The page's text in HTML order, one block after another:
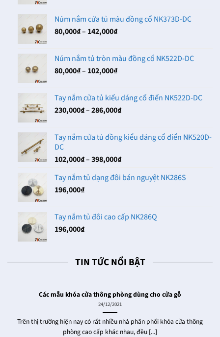
66,000₫
đến
Núm nắm cửa tủ màu đồng cổ NK373D-DC
80,000₫– 142,000₫Khoảng
80,000₫
đến
Núm nắm tủ tròn màu đồng cổ NK522D-DC
80,000₫– 102,000₫Khoảng
80,000₫
đến
Tay nắm cửa tủ kiểu dáng cổ điển NK522D-DC
230,000₫–286,000₫Khoảng
230,000₫
286,000₫
Tay nắm cửa tủ đồng kiểu dáng cổ điển NK520D-
DC
102,000₫–398,000₫Khoảng
từ
398,000₫
Tay nắm tủ dạng đôi bán nguyệt NK286S
196,000₫
Tay nắm tủ đôi cao cấp NK286Q
196,000₫
TIN TỨC NỔI BẬT
Các mẫu khóa cửa thông phòng dùng cho cửa gỗ
24/12/2021
Trên thị trường hiện nay có rất nhiều nhà phân phối khóa cửa thông
phòng cao cấp khác nhau, đều [...]